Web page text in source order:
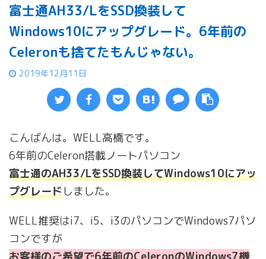
富士通AH33/LをSSD換装して
Windows10にアップグレード。6年前の
Celeronも捨てたもんじゃない。
2019年12月11日
こんばんは。WELL高橋です。
6年前のCeleron搭載ノートパソコン
富士通のAH33/LをSSD換装してWindows10にアッ
プグレードしました。
WELL推奨はi7、i5、i3のパソコンでWindows7パソ
コンですが